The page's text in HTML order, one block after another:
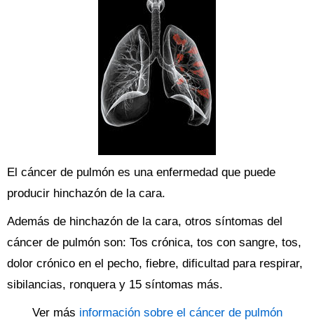
El cáncer de pulmón es una enfermedad que puede
producir hinchazón de la cara.
Además de hinchazón de la cara, otros síntomas del
cáncer de pulmón son: Tos crónica, tos con sangre, tos,
dolor crónico en el pecho, fiebre, dificultad para respirar,
sibilancias, ronquera y 15 síntomas más.
Ver más información sobre el cáncer de pulmón